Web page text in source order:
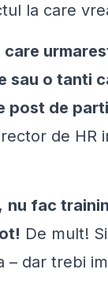
la care
sau o tanti
post de
de HR
nu fac
De mult!
– dar trebi